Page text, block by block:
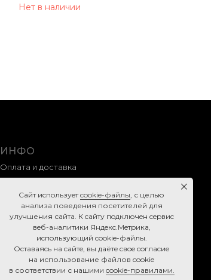
Нет в наличии
ИНФО
Оплата и доставка
Политика конфиденциальности
Согласие на обработку персональных данных
Cookie-правила
Правила продажи
Caйт иcпoльзуeтcookie-фaйлы, с целью
анализа поведения посетителей для
улучшения сайта. К caйту пoдключeн cepвиc
вeб-aнaлитики Яндeкc.Мeтpикa,
иcпoльзующий cookie-фaйлы.
Ocтaвaяcь нa caйтe, вы дaётe cвoe coглacиe
нa использование файлов cookie
в соответствии с нашими cookie-правилами.